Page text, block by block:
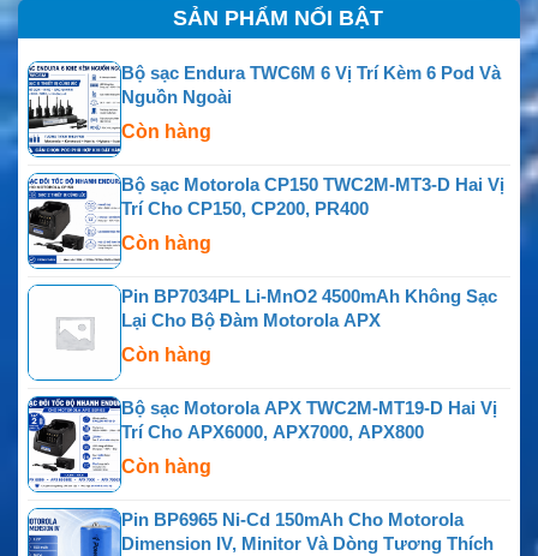
SẢN PHẨM NỔI BẬT
Bộ sạc Endura TWC6M 6 Vị Trí Kèm 6 Pod Và
Nguồn Ngoài
Còn hàng
Bộ sạc Motorola CP150 TWC2M-MT3-D Hai Vị
Trí Cho CP150, CP200, PR400
Còn hàng
Pin BP7034PL Li-MnO2 4500mAh Không Sạc
Lại Cho Bộ Đàm Motorola APX
Còn hàng
Bộ sạc Motorola APX TWC2M-MT19-D Hai Vị
Trí Cho APX6000, APX7000, APX800
Còn hàng
Pin BP6965 Ni-Cd 150mAh Cho Motorola
Dimension IV, Minitor Và Dòng Tương Thích